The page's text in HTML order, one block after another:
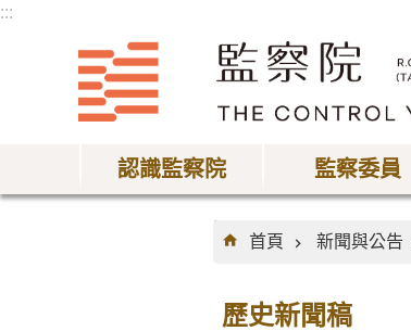
:::
認識監察院 監察委員
:::
首頁
新聞與公告
歷史新聞稿